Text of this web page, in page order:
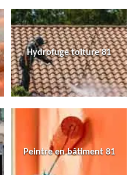
Hydrofuge toiture 81
Peintre en bâtiment 81